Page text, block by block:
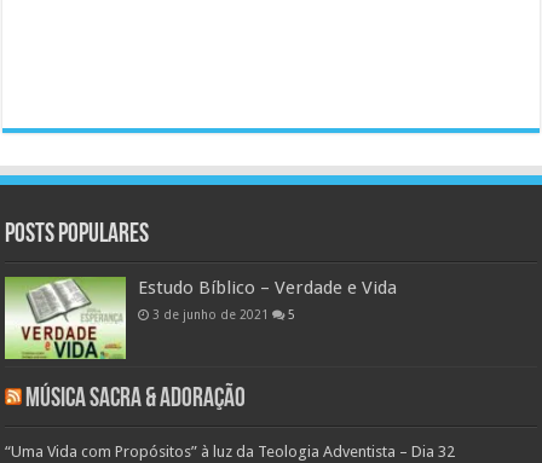
Posts populares
Estudo Bíblico – Verdade e Vida
3 de junho de 2021 5
Música Sacra & Adoração
“Uma Vida com Propósitos” à luz da Teologia Adventista – Dia 32